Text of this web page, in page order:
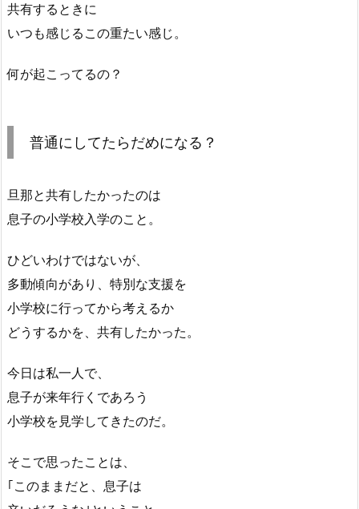
共有するときに
いつも感じるこの重たい感じ。
何が起こってるの？
普通にしてたらだめになる？
旦那と共有したかったのは
息子の小学校入学のこと。
ひどいわけではないが、
多動傾向があり、特別な支援を
小学校に行ってから考えるか
どうするかを、共有したかった。
今日は私一人で、
息子が来年行くであろう
小学校を見学してきたのだ。
そこで思ったことは、
｢このままだと、息子は